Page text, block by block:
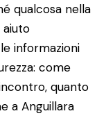
qualcosa nella
informazioni
come
quanto
a Anguillara